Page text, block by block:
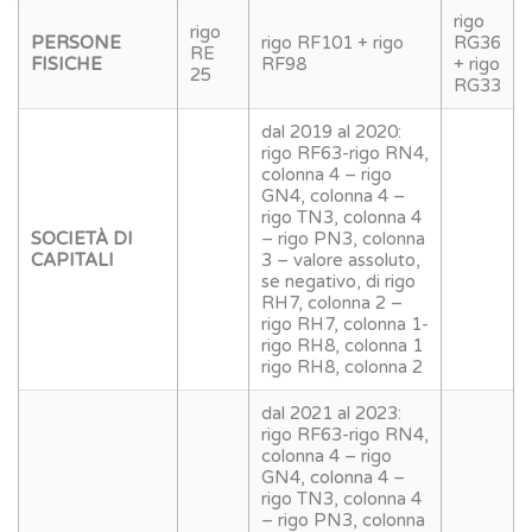
PERSONE
FISICHE
rigo
RE
25
rigo RF101 + rigo
RF98
rigo
RG36
+ rigo
RG33
SOCIETÀ DI
CAPITALI
dal 2019 al 2020:
rigo RF63-rigo RN4,
colonna 4 – rigo
GN4, colonna 4 –
rigo TN3, colonna 4
– rigo PN3, colonna
3 – valore assoluto,
se negativo, di rigo
RH7, colonna 2 –
rigo RH7, colonna 1-
rigo RH8, colonna 1
rigo RH8, colonna 2
dal 2021 al 2023:
rigo RF63-rigo RN4,
colonna 4 – rigo
GN4, colonna 4 –
rigo TN3, colonna 4
– rigo PN3, colonna